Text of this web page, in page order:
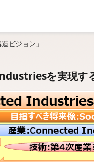
ビジョン」
を実現す